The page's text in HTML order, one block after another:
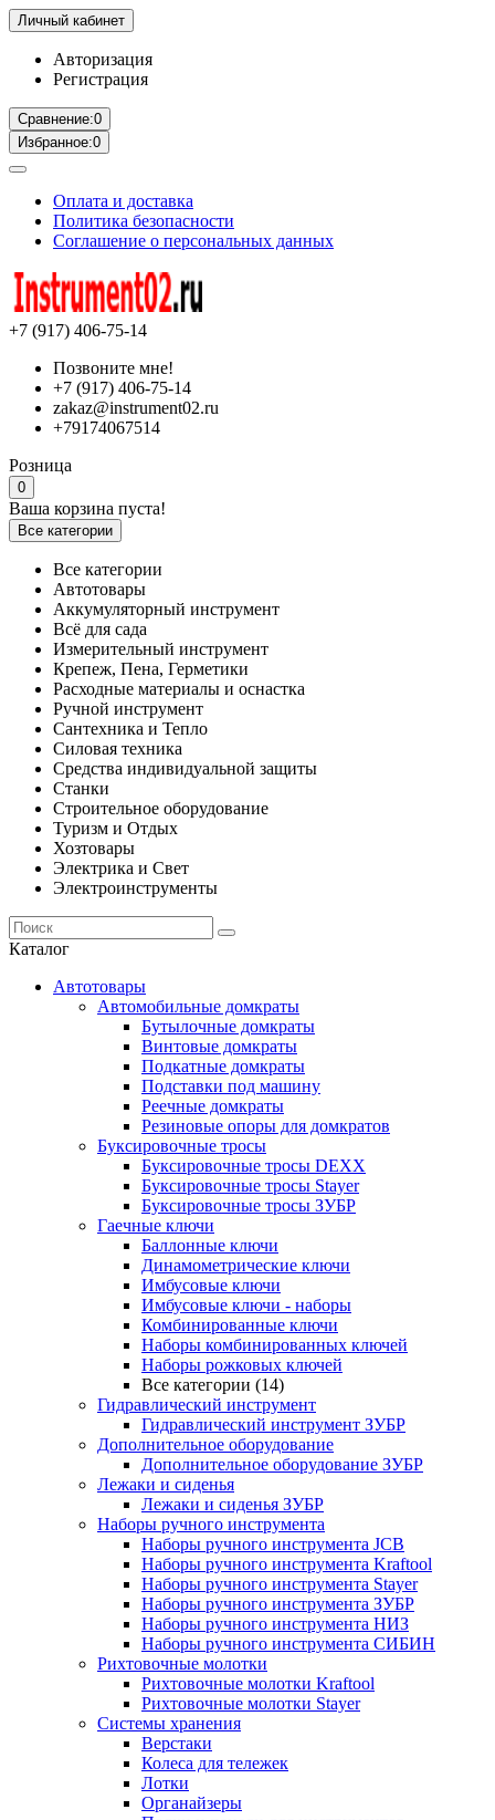
Личный кабинет
Авторизация
Регистрация
Сравнение:0
Избранное:0
Оплата и доставка
Политика безопасности
Соглашение о персональных данных
+7 (917) 406-75-14
Позвоните мне!
+7 (917) 406-75-14
zakaz@instrument02.ru
+79174067514
Розница
0
Ваша корзина пуста!
Все категории
Все категории
Автотовары
Аккумуляторный инструмент
Всё для сада
Измерительный инструмент
Крепеж, Пена, Герметики
Расходные материалы и оснастка
Ручной инструмент
Сантехника и Тепло
Силовая техника
Средства индивидуальной защиты
Станки
Строительное оборудование
Туризм и Отдых
Хозтовары
Электрика и Свет
Электроинструменты
Каталог
Автотовары
Автомобильные домкраты
Бутылочные домкраты
Винтовые домкраты
Подкатные домкраты
Подставки под машину
Реечные домкраты
Резиновые опоры для домкратов
Буксировочные тросы
Буксировочные тросы DEXX
Буксировочные тросы Stayer
Буксировочные тросы ЗУБР
Гаечные ключи
Баллонные ключи
Динамометрические ключи
Имбусовые ключи
Имбусовые ключи - наборы
Комбинированные ключи
Наборы комбинированных ключей
Наборы рожковых ключей
Все категории (14)
Гидравлический инструмент
Гидравлический инструмент ЗУБР
Дополнительное оборудование
Дополнительное оборудование ЗУБР
Лежаки и сиденья
Лежаки и сиденья ЗУБР
Наборы ручного инструмента
Наборы ручного инструмента JCB
Наборы ручного инструмента Kraftool
Наборы ручного инструмента Stayer
Наборы ручного инструмента ЗУБР
Наборы ручного инструмента НИЗ
Наборы ручного инструмента СИБИН
Рихтовочные молотки
Рихтовочные молотки Kraftool
Рихтовочные молотки Stayer
Системы хранения
Верстаки
Колеса для тележек
Лотки
Органайзеры